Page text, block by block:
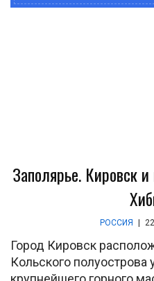
Заполярье. Кировск
РОССИЯ |
Город Кировск
Кольского